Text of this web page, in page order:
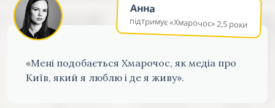
Анна
підтримує «Хмарочос» 2,5 роки
«Мені подобається Хмарочос, як медіа про
Київ, який я люблю і де я живу».